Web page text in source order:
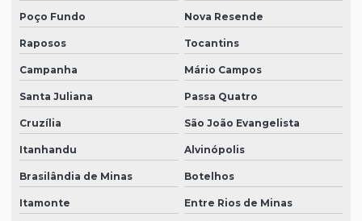
Poço Fundo Nova Resende
Raposos Tocantins
Campanha Mário Campos
Santa Juliana Passa Quatro
Cruzília São João Evangelista
Itanhandu Alvinópolis
Brasilândia de Minas Botelhos
Itamonte Entre Rios de Minas